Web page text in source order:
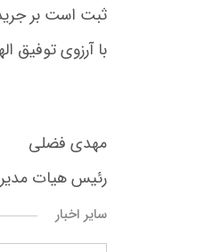
ثبت است بر
با آرزوی توفیق
مهدی فضلی
رئیس هیات
سایر اخبار